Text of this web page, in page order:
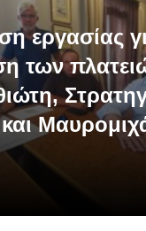
εργασίας
των